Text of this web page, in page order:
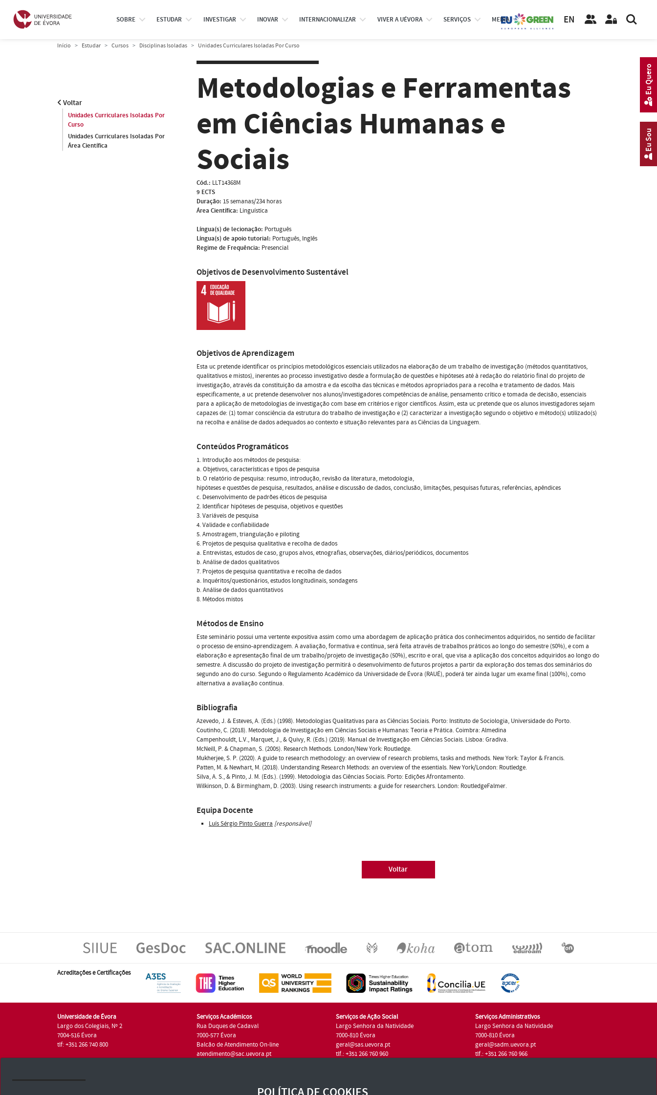
SOBRE ESTUDAR INVESTIGAR INOVAR INTERNACIONALIZAR VIVER A UÉVORA SERVIÇOS MEDIA EN
Início Estudar Cursos Disciplinas Isoladas Unidades Curriculares Isoladas Por Curso
Voltar
Unidades Curriculares Isoladas Por
Curso
Unidades Curriculares Isoladas Por
Área Científica
Metodologias e Ferramentas
em Ciências Humanas e
Sociais
Cód.: LLT14368M
9 ECTS
Duração: 15 semanas/234 horas
Área Científica: Linguística
Língua(s) de lecionação: Português
Língua(s) de apoio tutorial: Português, Inglês
Regime de Frequência: Presencial
Objetivos de Desenvolvimento Sustentável
Objetivos de Aprendizagem
Esta uc pretende identificar os princípios metodológicos essenciais utilizados na elaboração de um trabalho de investigação (métodos quantitativos,
qualitativos e mistos), inerentes ao processo investigativo desde a formulação de questões e hipóteses até à redação do relatório final do projeto de
investigação, através da constituição da amostra e da escolha das técnicas e métodos apropriados para a recolha e tratamento de dados. Mais
especificamente, a uc pretende desenvolver nos alunos/investigadores competências de análise, pensamento crítico e tomada de decisão, essenciais
para a aplicação de metodologias de investigação com base em critérios e rigor científicos. Assim, esta uc pretende que os alunos investigadores sejam
capazes de: (1) tomar consciência da estrutura do trabalho de investigação e (2) caracterizar a investigação segundo o objetivo e método(s) utilizado(s)
na recolha e análise de dados adequados ao contexto e situação relevantes para as Ciências da Linguagem.
Conteúdos Programáticos
1. Introdução aos métodos de pesquisa:
a. Objetivos, características e tipos de pesquisa
b. O relatório de pesquisa: resumo, introdução, revisão da literatura, metodologia,
hipóteses e questões de pesquisa, resultados, análise e discussão de dados, conclusão, limitações, pesquisas futuras, referências, apêndices
c. Desenvolvimento de padrões éticos de pesquisa
2. Identificar hipóteses de pesquisa, objetivos e questões
3. Variáveis de pesquisa
4. Validade e confiabilidade
5. Amostragem, triangulação e piloting
6. Projetos de pesquisa qualitativa e recolha de dados
a. Entrevistas, estudos de caso, grupos alvos, etnografias, observações, diários/periódicos, documentos
b. Análise de dados qualitativos
7. Projetos de pesquisa quantitativa e recolha de dados
a. Inquéritos/questionários, estudos longitudinais, sondagens
b. Análise de dados quantitativos
8. Métodos mistos
Métodos de Ensino
Este seminário possui uma vertente expositiva assim como uma abordagem de aplicação prática dos conhecimentos adquiridos, no sentido de facilitar
o processo de ensino-aprendizagem. A avaliação, formativa e contínua, será feita através de trabalhos práticos ao longo do semestre (50%), e com a
elaboração e apresentação final de um trabalho/projeto de investigação (50%), escrito e oral, que visa a aplicação dos conceitos adquiridos ao longo do
semestre. A discussão do projeto de investigação permitirá o desenvolvimento de futuros projetos a partir da exploração dos temas dos seminários do
segundo ano do curso. Segundo o Regulamento Académico da Universidade de Évora (RAUÉ), poderá ter ainda lugar um exame final (100%), como
alternativa a avaliação contínua.
Bibliografia
Azevedo, J. & Esteves, A. (Eds.) (1998). Metodologias Qualitativas para as Ciências Sociais. Porto: Instituto de Sociologia, Universidade do Porto.
Coutinho, C. (2018). Metodologia de Investigação em Ciências Sociais e Humanas: Teoria e Prática. Coimbra: Almedina
Campenhouldt, L.V., Marquet, J., & Quivy, R. (Eds.) (2019). Manual de Investigação em Ciências Sociais. Lisboa: Gradiva.
McNeill, P. & Chapman, S. (2005). Research Methods. London/New York: Routledge.
Mukherjee, S. P. (2020). A guide to research methodology: an overview of research problems, tasks and methods. New York: Taylor & Francis.
Patten, M. & Newhart, M. (2018). Understanding Research Methods: an overview of the essentials. New York/London: Routledge.
Silva, A. S., & Pinto, J. M. (Eds.). (1999). Metodologia das Ciências Sociais. Porto: Edições Afrontamento.
Wilkinson, D. & Birmingham, D. (2003). Using research instruments: a guide for researchers. London: RoutledgeFalmer.
Equipa Docente
Luís Sérgio Pinto Guerra [responsável]
Voltar
Acreditações e Certificações
Universidade de Évora
Largo dos Colegiais, Nº 2
7004-516 Évora
tlf: +351 266 740 800
Serviços Académicos
Rua Duques de Cadaval
7000-577 Évora
Balcão de Atendimento On-line
atendimento@sac.uevora.pt
Serviços de Ação Social
Largo Senhora da Natividade
7000-810 Évora
geral@sas.uevora.pt
tlf.: +351 266 760 960
Serviços Administrativos
Largo Senhora da Natividade
7000-810 Évora
geral@sadm.uevora.pt
tlf.: +351 266 760 966
Eu Sou
Eu Quero